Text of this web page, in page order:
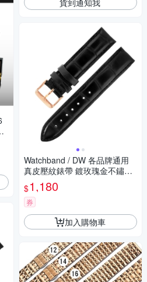
Watchband / DW 各品牌通用
真皮壓紋錶帶 鍍玫瑰金不鏽鋼
扣頭-黑色
$1,180
券
加入購物車